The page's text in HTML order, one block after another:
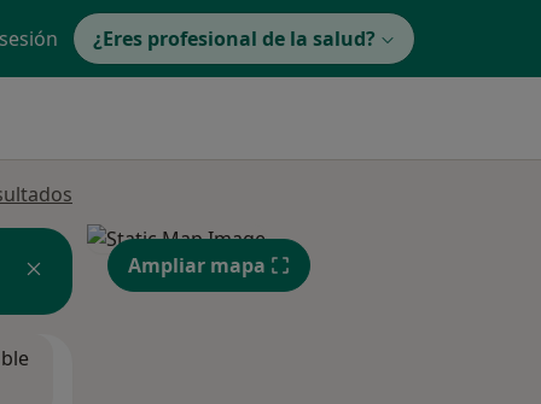
¿Eres profesional de la salud?
Ampliar mapa